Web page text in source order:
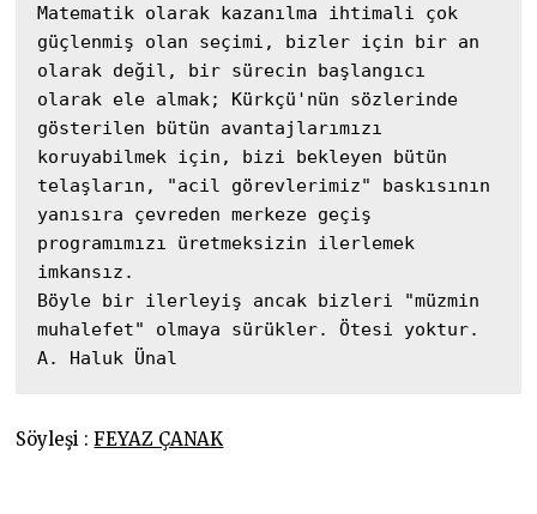
Matematik olarak kazanılma ihtimali çok
güçlenmiş olan seçimi, bizler için bir an
olarak değil, bir sürecin başlangıcı
olarak ele almak; Kürkçü'nün sözlerinde
gösterilen bütün avantajlarımızı
koruyabilmek için, bizi bekleyen bütün
telaşların, "acil görevlerimiz" baskısının
yanısıra çevreden merkeze geçiş
programımızı üretmeksizin ilerlemek
imkansız.
Böyle bir ilerleyiş ancak bizleri "müzmin
muhalefet" olmaya sürükler. Ötesi yoktur.
A. Haluk Ünal
Söyleşi :FEYAZ ÇANAK